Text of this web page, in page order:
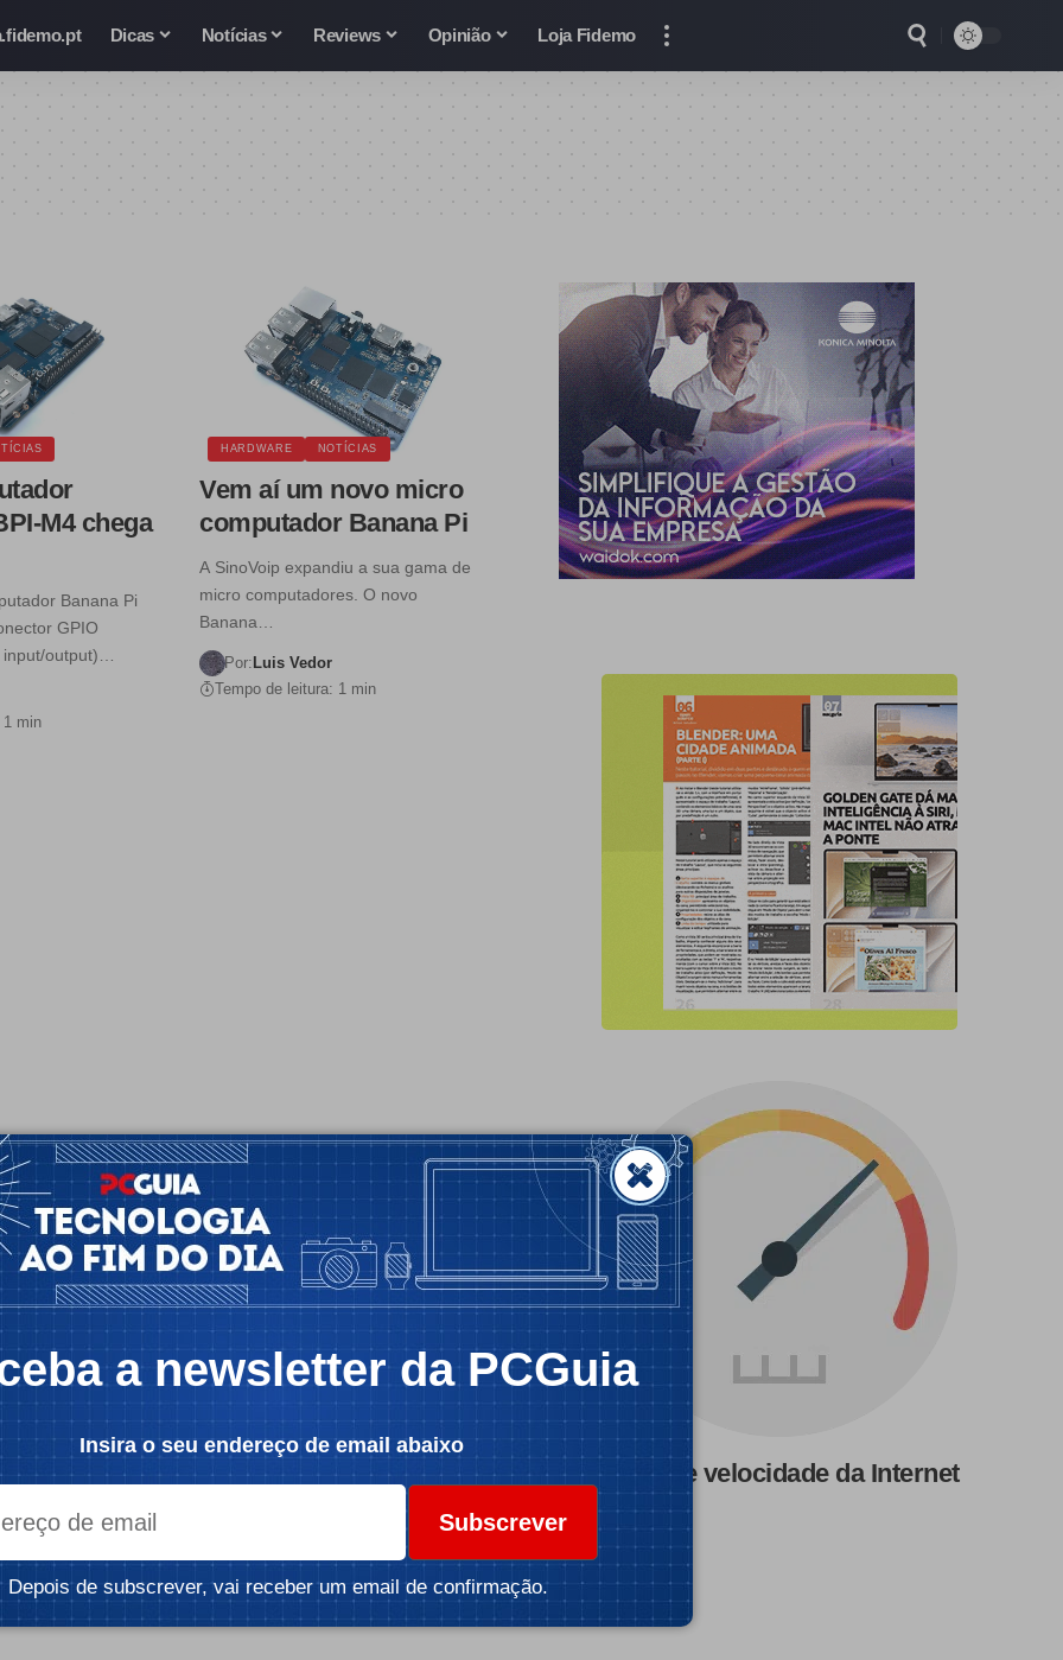
Dicas Notícias Reviews Opinião Loja Fidemo
M4 chega
Banana Pi
GPIO
input/output)…
1 min
HARDWARE NOTÍCIAS
Vem aí um novo micro
computador Banana Pi
A SinoVoip expandiu a sua gama de
micro computadores. O novo
Banana…
Por: Luis Vedor
Tempo de leitura: 1 min
Teste de velocidade da Internet
a newsletter da PCGuia
Insira o seu endereço de email abaixo
Subscrever
Depois de subscrever, vai receber um email de confirmação.